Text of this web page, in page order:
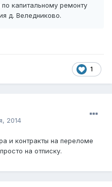
капитальному ремонту
д. Веледниково.
1
2014
и контракты на переломе
на отписку.